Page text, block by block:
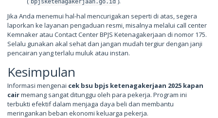
bpjsketenagakerjaan.go.id
Jika Anda menemui hal-hal mencurigakan seperti di atas, segera
laporkan ke layanan pengaduan resmi, misalnya melalui call center
Kemnaker atau Contact Center BPJS Ketenagakerjaan di nomor 175.
Selalu gunakan akal sehat dan jangan mudah tergiur dengan janji
pencairan yang terlalu muluk atau instan.
Kesimpulan
Informasi mengenai cek bsu bpjs ketenagakerjaan 2025 kapan
cairmemang sangat ditunggu oleh para pekerja. Program ini
terbukti efektif dalam menjaga daya beli dan membantu
meringankan beban ekonomi keluarga pekerja.